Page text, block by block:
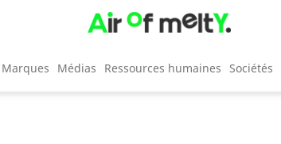
Marques Médias Ressources humaines Sociétés